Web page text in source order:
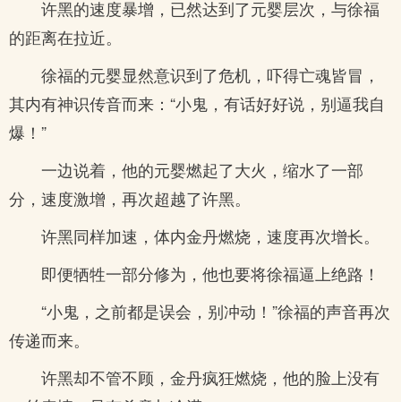
许黑的速度暴增，已然达到了元婴层次，与徐福
的距离在拉近。
徐福的元婴显然意识到了危机，吓得亡魂皆冒，
其内有神识传音而来：“小鬼，有话好好说，别逼我自
爆！”
一边说着，他的元婴燃起了大火，缩水了一部
分，速度激增，再次超越了许黑。
许黑同样加速，体内金丹燃烧，速度再次增长。
即便牺牲一部分修为，他也要将徐福逼上绝路！
“小鬼，之前都是误会，别冲动！”徐福的声音再次
传递而来。
许黑却不管不顾，金丹疯狂燃烧，他的脸上没有